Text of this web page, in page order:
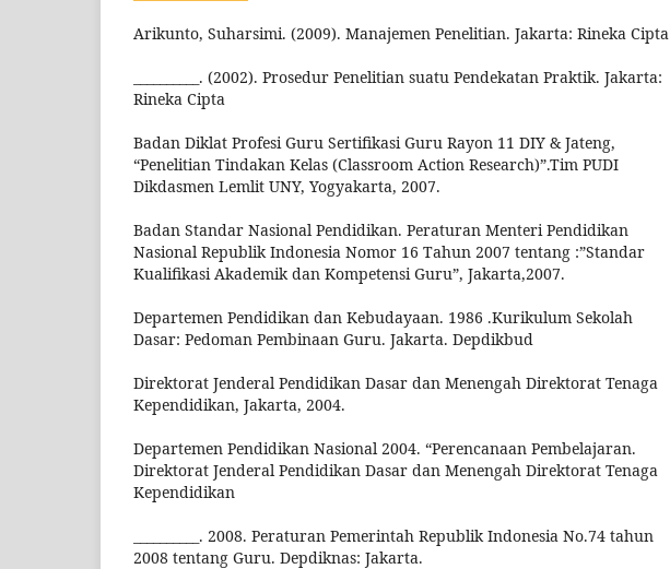
Arikunto, Suharsimi. (2009). Manajemen Penelitian. Jakarta: Rineka Cipta
__________. (2002). Prosedur Penelitian suatu Pendekatan Praktik. Jakarta:
Rineka Cipta
Badan Diklat Profesi Guru Sertifikasi Guru Rayon 11 DIY & Jateng,
“Penelitian Tindakan Kelas (Classroom Action Research)”.Tim PUDI
Dikdasmen Lemlit UNY, Yogyakarta, 2007.
Badan Standar Nasional Pendidikan. Peraturan Menteri Pendidikan
Nasional Republik Indonesia Nomor 16 Tahun 2007 tentang :”Standar
Kualifikasi Akademik dan Kompetensi Guru”, Jakarta,2007.
Departemen Pendidikan dan Kebudayaan. 1986 .Kurikulum Sekolah
Dasar: Pedoman Pembinaan Guru. Jakarta. Depdikbud
Direktorat Jenderal Pendidikan Dasar dan Menengah Direktorat Tenaga
Kependidikan, Jakarta, 2004.
Departemen Pendidikan Nasional 2004. “Perencanaan Pembelajaran.
Direktorat Jenderal Pendidikan Dasar dan Menengah Direktorat Tenaga
Kependidikan
__________. 2008. Peraturan Pemerintah Republik Indonesia No.74 tahun
2008 tentang Guru. Depdiknas: Jakarta.